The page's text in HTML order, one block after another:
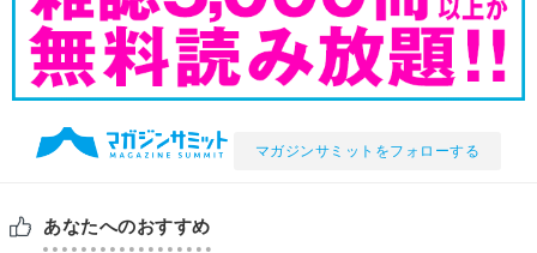
マガジンサミットをフォローする
あなたへのおすすめ